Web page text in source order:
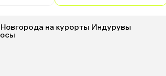
на курорты Индурувы